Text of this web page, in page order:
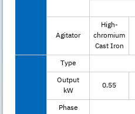
Agitator
High-
chromium
Cast Iron
Type
Output
kW
0.55
Phase